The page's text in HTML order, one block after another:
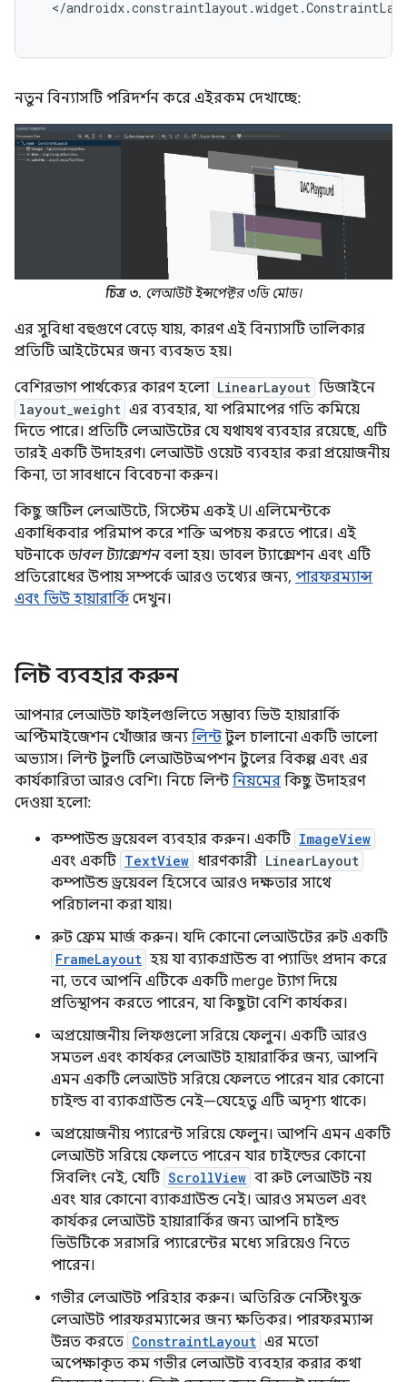
নতুন বিন্যাসটি পরিদর্শন করে এইরকম দেখাচ্ছে:
চিত্র ৩. লেআউট ইন্সপেক্টর ৩ডি মোড।
এর সুবিধা বহুগুণে বেড়ে যায়, কারণ এই বিন্যাসটি তালিকার
প্রতিটি আইটেমের জন্য ব্যবহৃত হয়।
বেশিরভাগ পার্থক্যের কারণ হলো LinearLayout ডিজাইনে
layout_weight এর ব্যবহার, যা পরিমাপের গতি কমিয়ে
দিতে পারে। প্রতিটি লেআউটের যে যথাযথ ব্যবহার রয়েছে, এটি
তারই একটি উদাহরণ। লেআউট ওয়েট ব্যবহার করা প্রয়োজনীয়
কিনা, তা সাবধানে বিবেচনা করুন।
কিছু জটিল লেআউটে, সিস্টেম একই UI এলিমেন্টকে
একাধিকবার পরিমাপ করে শক্তি অপচয় করতে পারে। এই
ঘটনাকে ডাবল ট্যাক্সেশনবলা হয়। ডাবল ট্যাক্সেশন এবং এটি
প্রতিরোধের উপায় সম্পর্কে আরও তথ্যের জন্য, পারফরম্যান্স
এবং ভিউ হায়ারার্কি দেখুন।
লিন্ট ব্যবহার করুন
আপনার লেআউট ফাইলগুলিতে সম্ভাব্য ভিউ হায়ারার্কি
অপ্টিমাইজেশন খোঁজার জন্য লিন্ট টুল চালানো একটি ভালো
অভ্যাস। লিন্ট টুলটি লেআউটঅপশন টুলের বিকল্প এবং এর
কার্যকারিতা আরও বেশি। নিচে লিন্ট নিয়মের কিছু উদাহরণ
দেওয়া হলো:
কম্পাউন্ড ড্রয়েবল ব্যবহার করুন। একটি ImageView
এবং একটি TextView ধারণকারী LinearLayout
কম্পাউন্ড ড্রয়েবল হিসেবে আরও দক্ষতার সাথে
পরিচালনা করা যায়।
রুট ফ্রেম মার্জ করুন। যদি কোনো লেআউটের রুট একটি
FrameLayout হয় যা ব্যাকগ্রাউন্ড বা প্যাডিং প্রদান করে
না, তবে আপনি এটিকে একটি merge ট্যাগ দিয়ে
প্রতিস্থাপন করতে পারেন, যা কিছুটা বেশি কার্যকর।
অপ্রয়োজনীয় লিফগুলো সরিয়ে ফেলুন। একটি আরও
সমতল এবং কার্যকর লেআউট হায়ারার্কির জন্য, আপনি
এমন একটি লেআউট সরিয়ে ফেলতে পারেন যার কোনো
চাইল্ড বা ব্যাকগ্রাউন্ড নেই—যেহেতু এটি অদৃশ্য থাকে।
অপ্রয়োজনীয় প্যারেন্ট সরিয়ে ফেলুন। আপনি এমন একটি
লেআউট সরিয়ে ফেলতে পারেন যার চাইল্ডের কোনো
সিবলিং নেই, যেটি ScrollView বা রুট লেআউট নয়
এবং যার কোনো ব্যাকগ্রাউন্ড নেই। আরও সমতল এবং
কার্যকর লেআউট হায়ারার্কির জন্য আপনি চাইল্ড
ভিউটিকে সরাসরি প্যারেন্টের মধ্যে সরিয়েও নিতে
পারেন।
গভীর লেআউট পরিহার করুন। অতিরিক্ত নেস্টিংযুক্ত
লেআউট পারফরম্যান্সের জন্য ক্ষতিকর। পারফরম্যান্স
উন্নত করতে ConstraintLayout এর মতো
অপেক্ষাকৃত কম গভীর লেআউট ব্যবহার করার কথা